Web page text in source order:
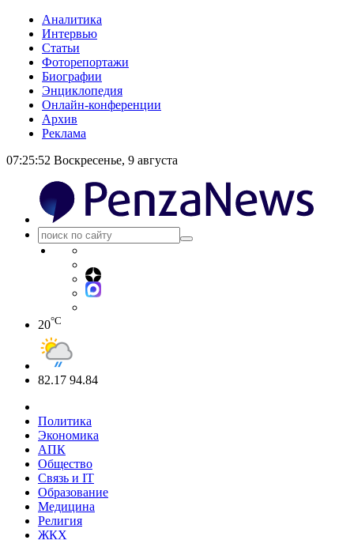
Аналитика
Интервью
Статьи
Фоторепортажи
Биографии
Энциклопедия
Онлайн-конференции
Архив
Реклама
07:25:52 Воскресенье, 9 августа
20°C
82.17 94.84
Политика
Экономика
АПК
Общество
Связь и IT
Образование
Медицина
Религия
ЖКХ